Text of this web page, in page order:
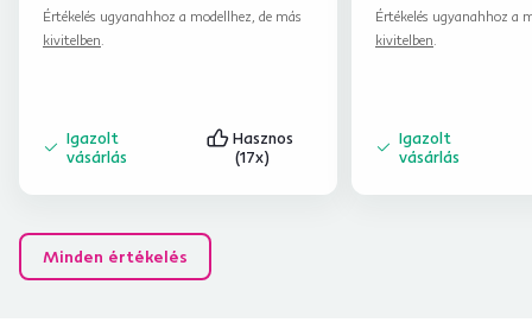
minden. Üdv. Magdolna
Értékelés ugyanahhoz a modellhez, de más
kivitelben.
Igazolt
vásárlás
Hasznos
(17x)
terméken látszik,
folyamat is nagyon
Értékelés ugyanahhoz a
kivitelben.
Igazolt
vásárlás
Minden értékelés